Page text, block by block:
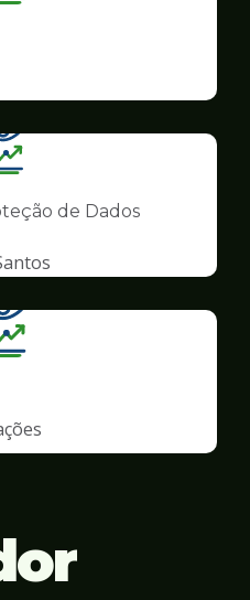
Ilustração
da
pagina
Transparência
de Dados